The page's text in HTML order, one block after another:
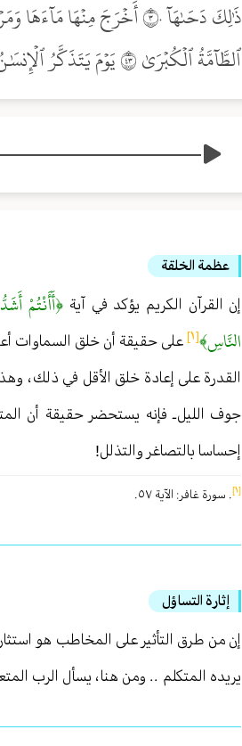
ٱلطَّآمَّةُ ٱلۡكُبۡرَىٰ ٣٤ يَوۡمَ يَتَذَكَّرُ ٱلۡإِنسَٰنُ مَا سَعَىٰ ٣٥ وَبُرِّزَتِ ٱلۡجَحِيمُ لِمَن يَرَىٰ ٣٦
عظمة الخلقة
إن القرآن الكريم يؤكد في آية ﴿أَأَنْتُمْ
النَّاسِ﴾[١]
على حقيقة أن خلق السماوات
القدرة على إعادة خلق الأقل في ذلك ،
جوف الليل ـ فإنه يستحضر حقيقة أن
إحساسا بالتصاغر والتذلل!
[١] . سورة غافر : الآية ٥٧ .
إثارة التساؤل
إن من طرق التأثير على المخاطب هو
يريده المتكلم . . ومن هنا ، يسأل الرب